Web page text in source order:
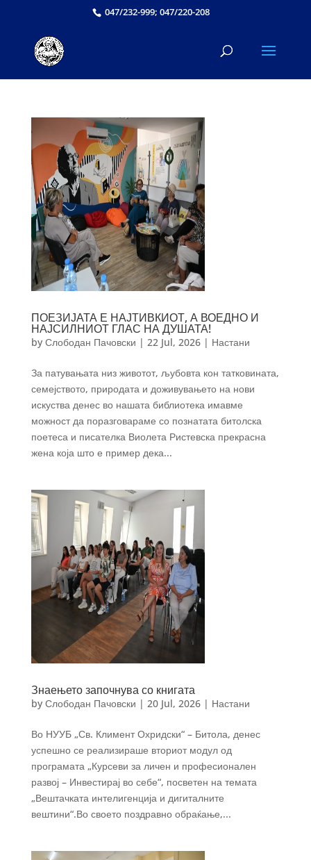
047/232-999; 047/220-208
ПОЕЗИЈАТА Е НАЈТИВКИОТ, А ВОЕДНО И
НАЈСИЛНИОТ ГЛАС НА ДУШАТА!
by Слободан Пачовски | 22 Jul, 2026| Настани
За патувањата низ животот, љубовта кон татковината,
семејството, природата и доживувањето на нови
искуства денес во нашата библиотека имавме
можност да поразговараме со познатата битолска
поетеса и писателка Виолета Ристевска прекрасна
жена која што е пример дека...
Знаењето започнува со книгата
by Слободан Пачовски | 20 Jul, 2026| Настани
Во НУУБ „Св. Климент Охридски“ – Битола, денес
успешно се реализираше вториот модул од
програмата „Курсеви за личен и професионален
развој – Инвестирај во себе“, посветен на темата
„Вештачката интелигенција и дигиталните
вештини“.Во своето поздравно обраќање,...